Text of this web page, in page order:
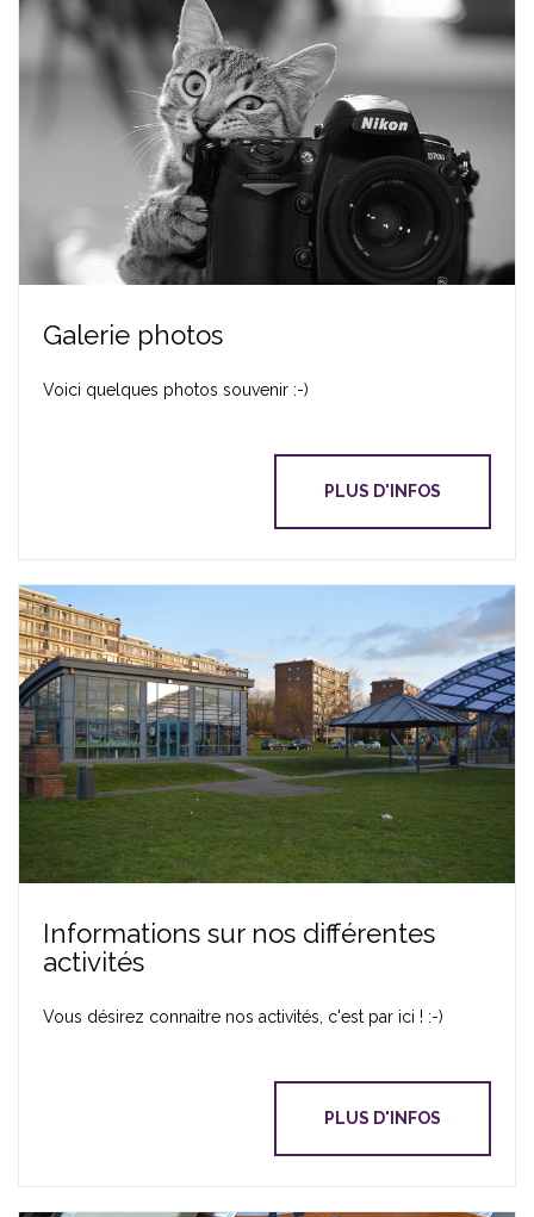
Galerie photos
Voici quelques photos souvenir :-)
PLUS D'INFOS
Informations sur nos différentes
activités
Vous désirez connaitre nos activités, c'est par ici ! :-)
PLUS D'INFOS